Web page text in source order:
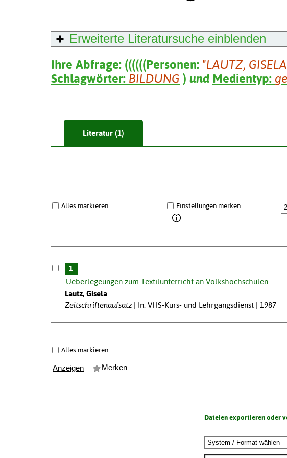
Erweiterte Literatursuche einblenden
Ihre Abfrage: ((((((Personen: "LAUTZ,
Schlagwörter: BILDUNG ) und Medientyp:
Literatur (1)
Alles markieren Einstellungen merken
1
Ueberlegeungen zum Textilunterricht an Volkshochschulen.
Lautz, Gisela
Zeitschriftenaufsatz
In: VHS-Kurs- und Lehrgangsdienst | 1987
Alles markieren
Anzeigen Merken
Dateien exportieren oder